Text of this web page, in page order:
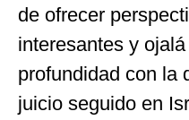
de ofrecer
interesantes y
profundidad con la
juicio seguido en